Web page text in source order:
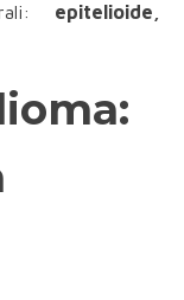
epitelioide,